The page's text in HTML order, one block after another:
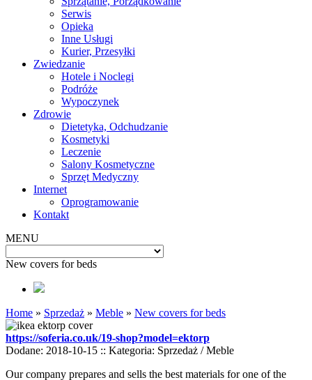
Serwis
Opieka
Inne Usługi
Kurier, Przesyłki
Zwiedzanie
Hotele i Noclegi
Podróże
Wypoczynek
Zdrowie
Dietetyka, Odchudzanie
Kosmetyki
Leczenie
Salony Kosmetyczne
Sprzęt Medyczny
Internet
Oprogramowanie
Kontakt
MENU
New covers for beds
Home » Sprzedaż » Meble » New covers for beds
https://soferia.co.uk/19-shop?model=ektorp
Dodane: 2018-10-15 :: Kategoria: Sprzedaż / Meble
Our company prepares and sells the best materials for one of the